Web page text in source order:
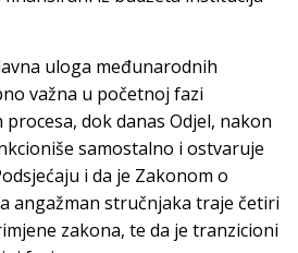
uloga međunarodnih
važna u početnoj fazi
dok danas Odjel, nakon
samostalno i ostvaruje
i da je Zakonom o
angažman stručnjaka traje četiri
zakona, te da je tranzicioni